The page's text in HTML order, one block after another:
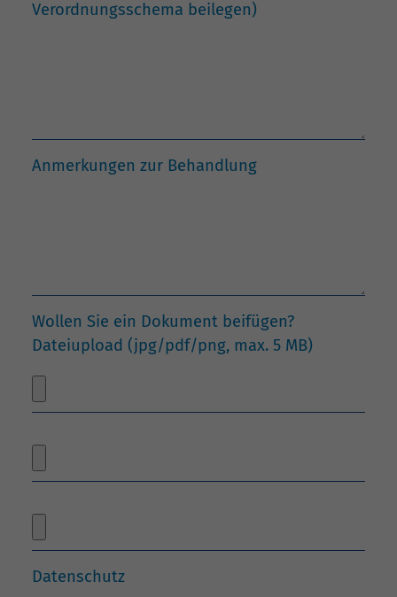
Verordnungsschema beilegen)
Anmerkungen zur Behandlung
Wollen Sie ein Dokument beifügen?
Dateiupload (jpg/pdf/png, max. 5 MB)
Datenschutz